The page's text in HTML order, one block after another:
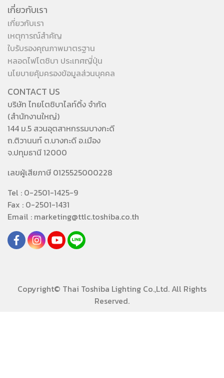
เกี่ยวกับเรา
เกี่ยวกับเรา
เหตุการณ์สำคัญ
ใบรับรองคุณภาพมาตรฐาน
หลอดไฟโตชิบา ประเทศญี่ปุ่น
นโยบายคุ้มครองข้อมูลส่วนบุคคล
CONTACT US
บริษัท ไทยโตชิบาไลท์ติ้ง จำกัด
(สำนักงานใหญ่)
144 ม.5 สวนอุตสาหกรรมบางกะดี
ถ.ติวานนท์ ต.บางกะดี อ.เมือง
จ.ปทุมธานี 12000
เลขผู้เสียภาษี 0125525000228
Tel : 0-2501-1425-9
Fax : 0-2501-1431
Email : marketing@ttlc.toshiba.co.th
Copyright© Thai Toshiba Lighting Co.,Ltd. All Rights
Reserved.